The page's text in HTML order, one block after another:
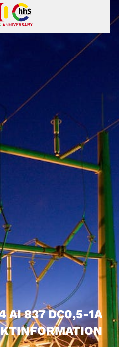
AI 837 DC0,5-1A